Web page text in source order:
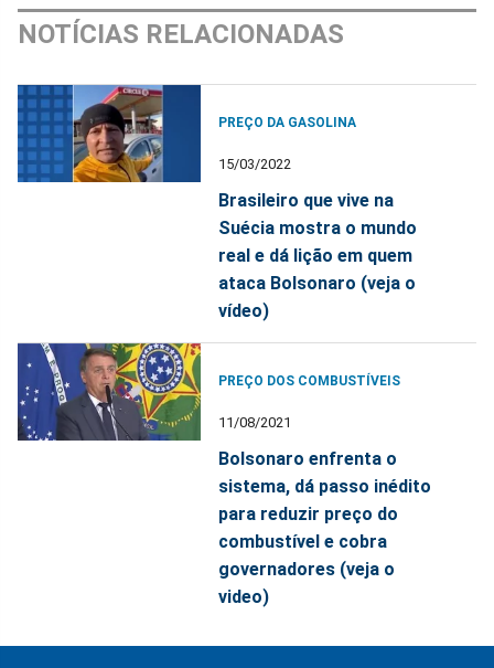
NOTÍCIAS RELACIONADAS
PREÇO DA GASOLINA
15/03/2022
Brasileiro que vive na
Suécia mostra o mundo
real e dá lição em quem
ataca Bolsonaro (veja o
vídeo)
PREÇO DOS COMBUSTÍVEIS
11/08/2021
Bolsonaro enfrenta o
sistema, dá passo inédito
para reduzir preço do
combustível e cobra
governadores (veja o
video)